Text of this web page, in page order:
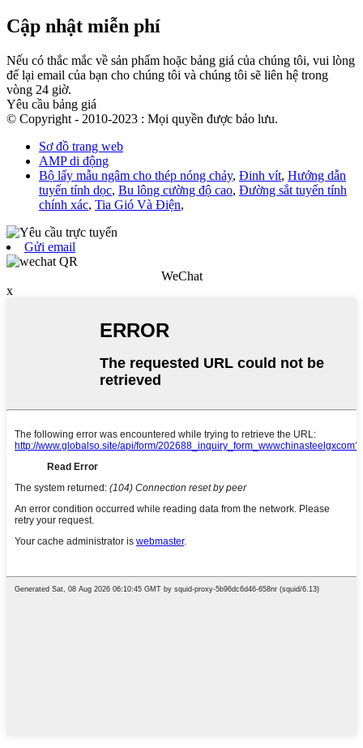
Cập nhật miễn phí
Nếu có thắc mắc về sản phẩm hoặc bảng giá của chúng tôi, vui lòng
để lại email của bạn cho chúng tôi và chúng tôi sẽ liên hệ trong
vòng 24 giờ.
Yêu cầu bảng giá
© Copyright - 2010-2023 : Mọi quyền được bảo lưu.
Sơ đồ trang web
AMP di động
Bộ lấy mẫu ngâm cho thép nóng chảy, Đinh vít, Hướng dẫn
tuyến tính dọc, Bu lông cường độ cao, Đường sắt tuyến tính
chính xác, Tia Gió Và Điện,
Gửi email
WeChat
x